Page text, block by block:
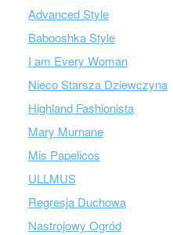
Advanced Style
Babooshka Style
I am Every Woman
Nieco Starsza Dziewczyna
Highland Fashionista
Mary Murnane
Mis Papelicos
ULLMUS
Regresja Duchowa
Nastrojowy Ogród